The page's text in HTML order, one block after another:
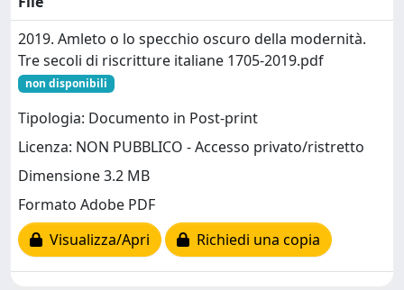
2019. Amleto o lo specchio oscuro della modernità.
Tre secoli di riscritture italiane 1705-2019.pdf
non disponibili
Tipologia: Documento in Post-print
Licenza: NON PUBBLICO - Accesso privato/ristretto
Dimensione 3.2 MB
Formato Adobe PDF
Visualizza/Apri
Richiedi una copia